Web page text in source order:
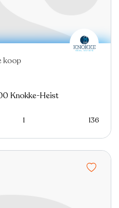
koop
Knokke-Heist
1 136